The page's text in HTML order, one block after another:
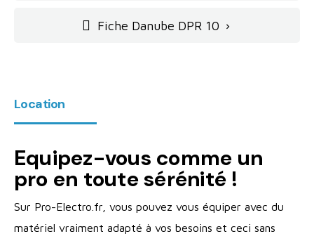
Fiche Danube DPR 10 
Location
Equipez-vous comme un
pro en toute sérénité !
Sur Pro-Electro.fr, vous pouvez vous équiper avec du
matériel vraiment adapté à vos besoins et ceci sans